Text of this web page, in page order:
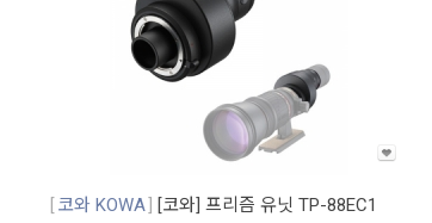
코와 KOWA [코와] 프리즘 유닛 TP-88EC1